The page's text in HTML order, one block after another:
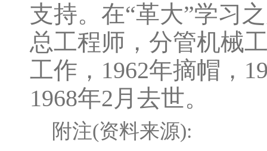
支持。在“革大”学习
总工程师，分管机械
工作，1962年摘帽，
1968年2月去世。
附注(资料来源):